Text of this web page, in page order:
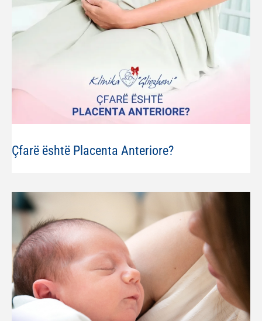
Çfarë është Placenta Anteriore?